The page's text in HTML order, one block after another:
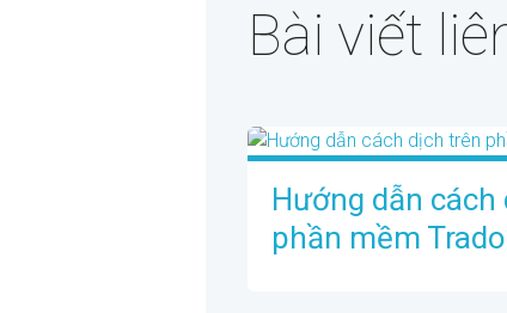
Bài viết
Hướng dẫn cách
phần mềm